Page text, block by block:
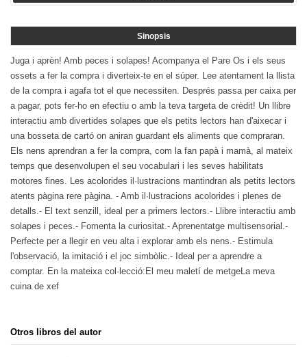
Sinopsis
Juga i aprèn! Amb peces i solapes! Acompanya el Pare Os i els seus
ossets a fer la compra i diverteix-te en el súper. Lee atentament la llista
de la compra i agafa tot el que necessiten. Després passa per caixa per
a pagar, pots fer-ho en efectiu o amb la teva targeta de crèdit! Un llibre
interactiu amb divertides solapes que els petits lectors han d'aixecar i
una bosseta de cartó on aniran guardant els aliments que compraran.
Els nens aprendran a fer la compra, com la fan papà i mamà, al mateix
temps que desenvolupen el seu vocabulari i les seves habilitats
motores fines. Les acolorides il·lustracions mantindran als petits lectors
atents pàgina rere pàgina. - Amb il·lustracions acolorides i plenes de
detalls.- El text senzill, ideal per a primers lectors.- Llibre interactiu amb
solapes i peces.- Fomenta la curiositat.- Aprenentatge multisensorial.-
Perfecte per a llegir en veu alta i explorar amb els nens.- Estimula
l'observació, la imitació i el joc simbòlic.- Ideal per a aprendre a
comptar. En la mateixa col·lecció:El meu maletí de metgeLa meva
cuina de xef
Otros libros del autor